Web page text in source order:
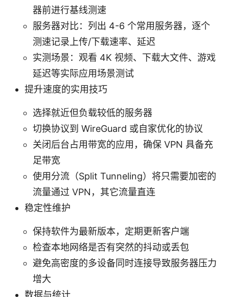
器前进行基线测速
服务器对比：列出 4-6 个常用服务器，逐个
测速记录上传/下载速率、延迟
实测场景：观看 4K 视频、下载大文件、游戏
延迟等实际应用场景测试
提升速度的实用技巧
选择就近但负载较低的服务器
切换协议到 WireGuard 或自家优化的协议
关闭后台占用带宽的应用，确保 VPN 具备充
足带宽
使用分流（Split Tunneling）将只需要加密的
流量通过 VPN，其它流量直连
稳定性维护
保持软件为最新版本，定期更新客户端
检查本地网络是否有突然的抖动或丢包
避免高密度的多设备同时连接导致服务器压力
增大
数据与统计